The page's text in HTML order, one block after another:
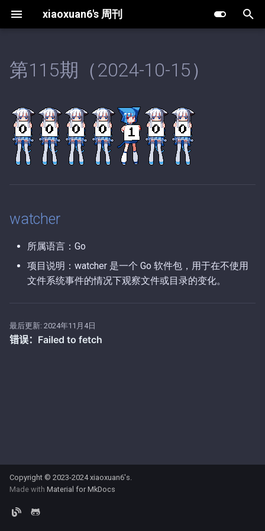
xiaoxuan6's 周刊
入
以
始
搜
索
watcher
第63期（2025-12-30）.md
第62期（2025-12-25）.md
第61期（2025-12-19）.md
第60期（2025-12-18）.md
第58期（2025-12-13）.md
第57期（2025-11-18）.md
第56期（2025-11-17）.md
第54期（2025-11-15）.md
第49期（2025-10-15）.md
第48期（2025-10-11）.md
第11期（2026-08-07）.md
第10期（2026-08-02）.md
第9期（2026-05-20）.md
第8期（2026-05-13）.md
第6期（2026-04-03）.md
第5期（2026-03-15）.md
第4期（2026-01-08）.md
第2期（2026-01-04）.md
第115期（2024-10-15）
watcher
所属语言：Go
项目说明：watcher 是一个 Go 软件包，用于在不使用
文件系统事件的情况下观察文件或目录的变化。
最后更新: 2024年11月4日
Copyright © 2023-2024xiaoxuan6's.
Made with Material for MkDocs